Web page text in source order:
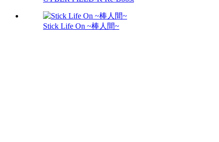
Stick Life On ~棒人間~